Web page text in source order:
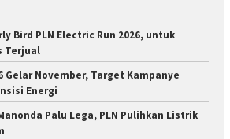
Bird PLN Electric Run 2026, untuk
Terjual
Gelar November, Target Kampanye
Energi
Palu Lega, PLN Pulihkan Listrik